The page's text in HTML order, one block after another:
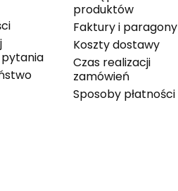
produktów
Faktury i paragony
Koszty dostawy
Czas realizacji
zamówień
Sposoby płatności